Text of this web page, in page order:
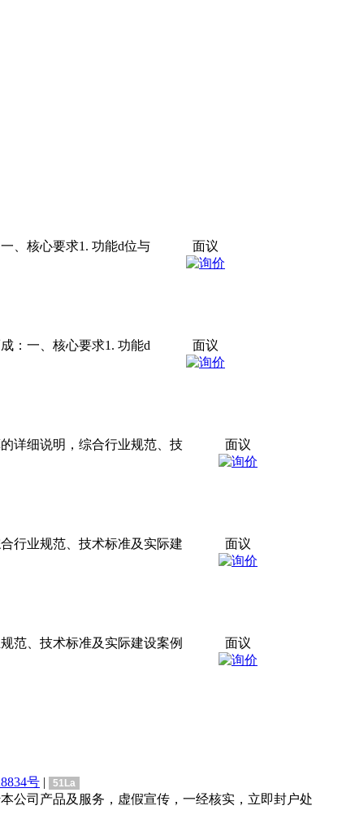
、核心要求1. ​​功能d位与
面议
：一、核心要求1. ​​功能d
面议
详细说明，综合行业规范、技
面议
行业规范、技术标准及实际建
面议
范、技术标准及实际建设案例
面议
号 | 51La
公司产品及服务，虚假宣传，一经核实，立即封户处